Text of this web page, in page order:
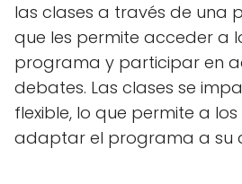
las clases a través de una
que les permite acceder a
programa y participar en
debates. Las clases se
flexible, lo que permite a
adaptar el programa a su